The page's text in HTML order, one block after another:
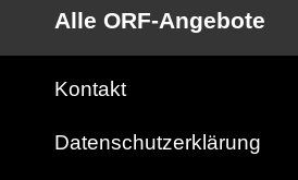
Alle ORF-Angebote
Kontakt
Datenschutzerklärung